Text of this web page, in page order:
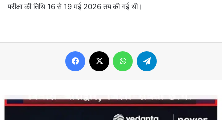
परीक्षा की तिथि 16 से 19 मई 2026 तय की गई थी।
Facebook WhatsApp